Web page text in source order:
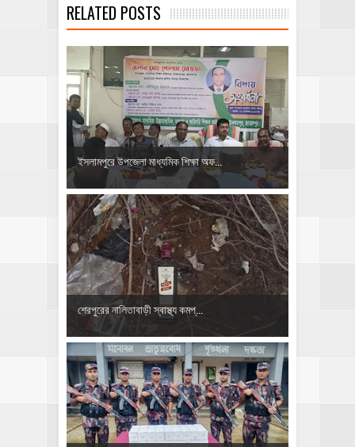
RELATED POSTS
ইসলামপুরে উপজেলা মাধ্যমিক শিক্ষা অফ...
শেরপুরের নালিতাবাড়ী স্বাস্থ্য কমপ্...